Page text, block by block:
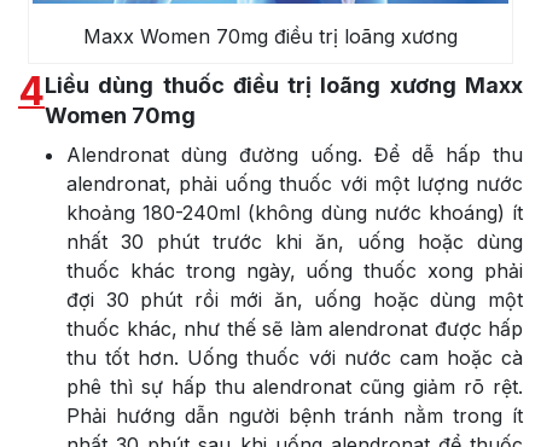
Maxx Women 70mg điều trị loãng xương
4Liều dùng thuốc điều trị loãng xương Maxx
Women 70mg
Alendronat dùng đường uống. Để dễ hấp thu
alendronat, phải uống thuốc với một lượng nước
khoảng 180-240ml (không dùng nước khoáng) ít
nhất 30 phút trước khi ăn, uống hoặc dùng
thuốc khác trong ngày, uống thuốc xong phải
đợi 30 phút rồi mới ăn, uống hoặc dùng một
thuốc khác, như thế sẽ làm alendronat được hấp
thu tốt hơn. Uống thuốc với nước cam hoặc cà
phê thì sự hấp thu alendronat cũng giảm rõ rệt.
Phải hướng dẫn người bệnh tránh nằm trong ít